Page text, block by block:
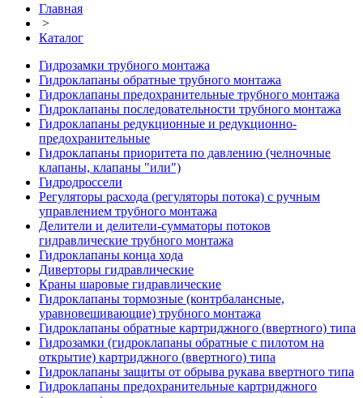
Главная
>
Каталог
Гидрозамки трубного монтажа
Гидроклапаны обратные трубного монтажа
Гидроклапаны предохранительные трубного монтажа
Гидроклапаны последовательности трубного монтажа
Гидроклапаны редукционные и редукционно-
предохранительные
Гидроклапаны приоритета по давлению (челночные
клапаны, клапаны "или")
Гидродроссели
Регуляторы расхода (регуляторы потока) с ручным
управлением трубного монтажа
Делители и делители-сумматоры потоков
гидравлические трубного монтажа
Гидроклапаны конца хода
Диверторы гидравлические
Краны шаровые гидравлические
Гидроклапаны тормозные (контрбалансные,
уравновешивающие) трубного монтажа
Гидроклапаны обратные картриджного (ввертного) типа
Гидрозамки (гидроклапаны обратные с пилотом на
открытие) картриджного (ввертного) типа
Гидроклапаны защиты от обрыва рукава ввертного типа
Гидроклапаны предохранительные картриджного